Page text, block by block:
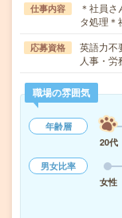
仕事内容
＊社員
タ処理
応募資格
英語力不
人事・
職場の雰囲気
年齢層
20代
男女比率
女性